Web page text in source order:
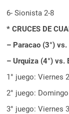
6- Sionista 2-8
* CRUCES DE
– Paracao (3°)
– Urquiza (4°) vs.
1° juego: Viernes
2° juego:
3° juego: Viernes